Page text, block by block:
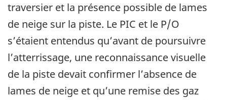
traversier et la présence possible de lames
de neige sur la piste. Le PIC et le P/O
s’étaient entendus qu’avant de poursuivre
l’atterrissage, une reconnaissance visuelle
de la piste devait confirmer l’absence de
lames de neige et qu’une remise des gaz